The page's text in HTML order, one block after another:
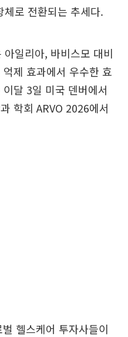
로 전환되는 추세다.
일리아, 바비스모 대비
제 효과에서 우수한 효
달 3일 미국 덴버에서
학회 ARVO 2026에서
헬스케어 투자사들이